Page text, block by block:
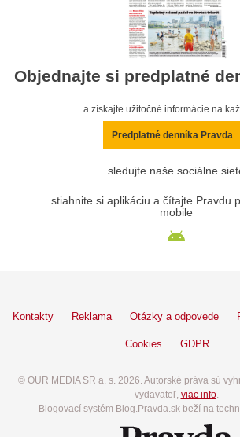
Objednajte si predplatné
a získajte užitočné informácie na
Predplatné denníka Pravda
sledujte naše sociálne
stiahnite si aplikáciu a čítajte Pravdu
mobile
Kontakty Reklama Otázky a odpovede
Cookies GDPR
© OUR MEDIA SR a. s. 2026. Autorské práva sú
vydavateľ, viac info.
Blogovací systém Blog.Pravda.sk beží na